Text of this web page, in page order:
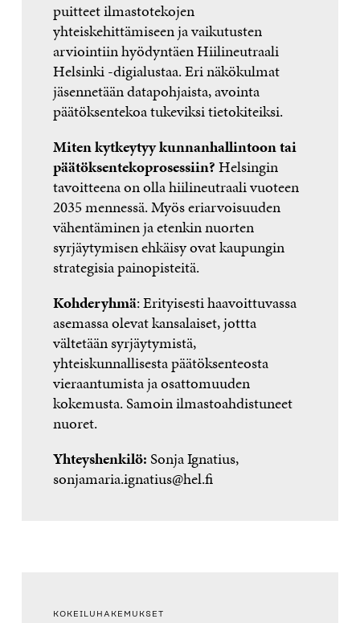
puitteet ilmastotekojen
yhteiskehittämiseen ja vaikutusten
arviointiin hyödyntäen Hiilineutraali
Helsinki -digialustaa. Eri näkökulmat
jäsennetään datapohjaista, avointa
päätöksentekoa tukeviksi tietokiteiksi.
Miten kytkeytyy kunnanhallintoon tai
päätöksentekoprosessiin?Helsingin
tavoitteena on olla hiilineutraali vuoteen
2035 mennessä. Myös eriarvoisuuden
vähentäminen ja etenkin nuorten
syrjäytymisen ehkäisy ovat kaupungin
strategisia painopisteitä.
Kohderyhmä: Erityisesti haavoittuvassa
asemassa olevat kansalaiset, jottta
vältetään syrjäytymistä,
yhteiskunnallisesta päätöksenteosta
vieraantumista ja osattomuuden
kokemusta. Samoin ilmastoahdistuneet
nuoret.
Yhteyshenkilö:Sonja Ignatius,
sonjamaria.ignatius@hel.fi
KOKEILUHAKEMUKSET